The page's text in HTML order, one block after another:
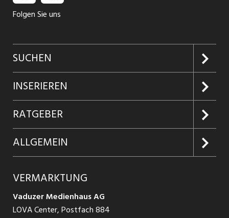
Folgen Sie uns
SUCHEN
Jobs suchen
Jobabo
Firmen entdecken
Jobs in Graubünden
Jobs in St. Gallen
Jobs in Glarus
INSERIEREN
Kundenlogin
Inserieren
Produkte
Schnittstelle
RATGEBER
Glossar
Ratgeber Bewerbung / Rekrutierung
ALLGEMEIN
AGB
VERMARKTUNG
Vaduzer Medienhaus AG
LOVA Center, Postfach 884